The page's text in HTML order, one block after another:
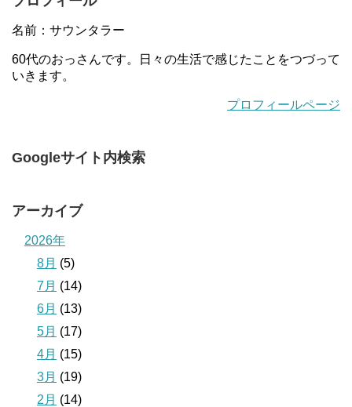
名前：サウンタラー
60代のおっさんです。日々の生活で感じたことをつづって
いきます。
プロフィールページ
Googleサイト内検索
アーカイブ
2026年
8月 (5)
7月 (14)
6月 (13)
5月 (17)
4月 (15)
3月 (19)
2月 (14)